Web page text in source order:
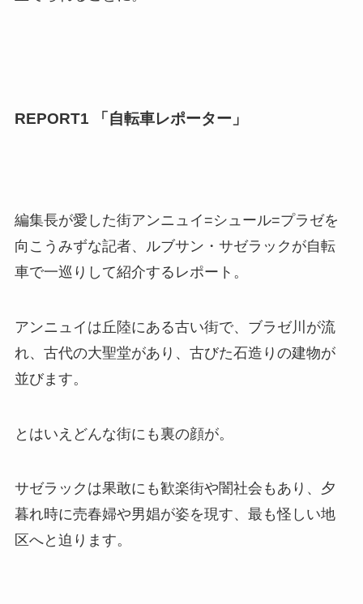
REPORT1 「自転車レポーター」
編集長が愛した街アンニュイ=シュール=プラゼを
向こうみずな記者、ルブサン・サゼラックが自転
車で一巡りして紹介するレポート。
アンニュイは丘陸にある古い街で、ブラゼ川が流
れ、古代の大聖堂があり、古びた石造りの建物が
並びます。
とはいえどんな街にも裏の顔が。
サゼラックは果敢にも歓楽街や闇社会もあり、夕
暮れ時に売春婦や男娼が姿を現す、最も怪しい地
区へと迫ります。